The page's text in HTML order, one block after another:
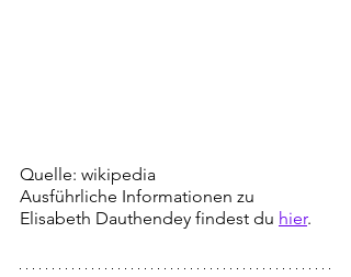
Quelle: wikipedia
Ausführliche Informationen zu
Elisabeth Dauthendey findest du hier.